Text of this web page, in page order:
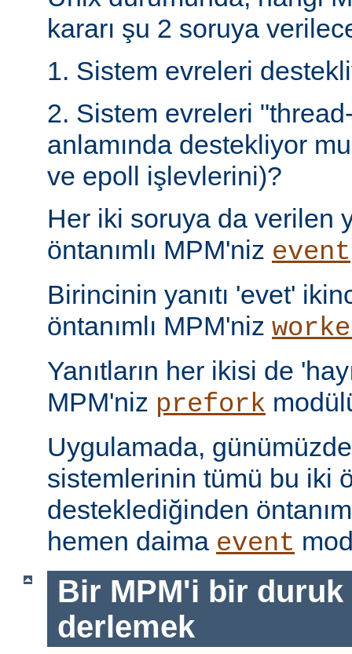
kararı şu 2 soruya
1. Sistem evreleri
2. Sistem evreleri
anlamında destekliyor
ve epoll işlevlerini)?
Her iki soruya da verilen
öntanımlı MPM'niz event
Birincinin yanıtı 'evet'
öntanımlı MPM'niz
Yanıtların her ikisi de
MPM'niz prefork
Uygulamada,
sistemlerinin tümü bu iki
desteklediğinden
hemen daima event
Bir MPM'i bir
derlemek